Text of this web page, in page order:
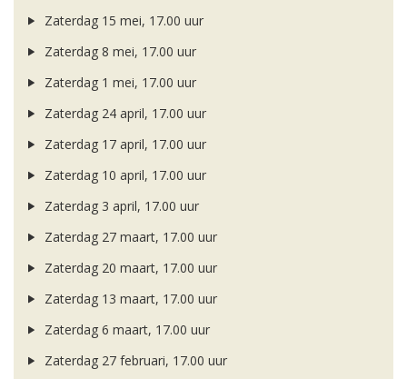
Zaterdag 15 mei, 17.00 uur
Zaterdag 8 mei, 17.00 uur
Zaterdag 1 mei, 17.00 uur
Zaterdag 24 april, 17.00 uur
Zaterdag 17 april, 17.00 uur
Zaterdag 10 april, 17.00 uur
Zaterdag 3 april, 17.00 uur
Zaterdag 27 maart, 17.00 uur
Zaterdag 20 maart, 17.00 uur
Zaterdag 13 maart, 17.00 uur
Zaterdag 6 maart, 17.00 uur
Zaterdag 27 februari, 17.00 uur